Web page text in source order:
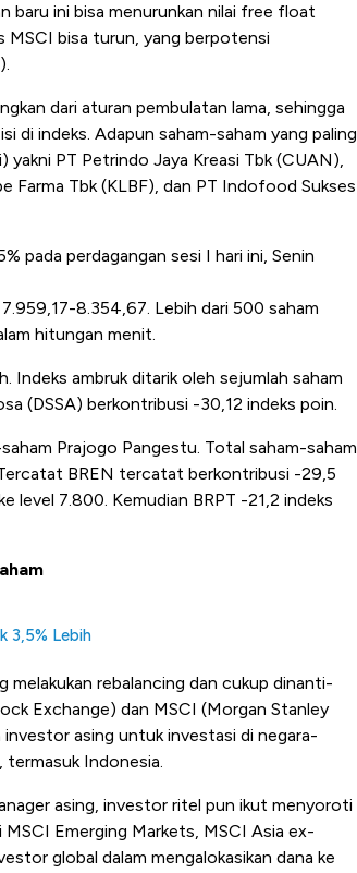
baru ini bisa menurunkan nilai free float
MSCI bisa turun, yang berpotensi
dari aturan pembulatan lama, sehingga
di indeks. Adapun saham-saham yang paling
yakni PT Petrindo Jaya Kreasi Tbk (CUAN),
Farma Tbk (KLBF), dan PT Indofood Sukses
pada perdagangan sesi I hari ini, Senin
8.354,67. Lebih dari 500 saham
hitungan menit.
Indeks ambruk ditarik oleh sejumlah saham
(DSSA) berkontribusi -30,12 indeks poin.
Prajogo Pangestu. Total saham-saham
BREN tercatat berkontribusi -29,5
level 7.800. Kemudian BRPT -21,2 indeks
3,5% Lebih
melakukan rebalancing dan cukup dinanti-
Exchange) dan MSCI (Morgan Stanley
asing untuk investasi di negara-
termasuk Indonesia.
asing, investor ritel pun ikut menyoroti
Emerging Markets, MSCI Asia ex-
global dalam mengalokasikan dana ke